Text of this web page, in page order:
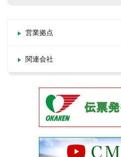
営業拠点
関連会社